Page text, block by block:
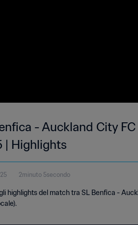
- Auckland City
| Highlights
2minuto 5secondo
highlights del match tra SL Benfica -